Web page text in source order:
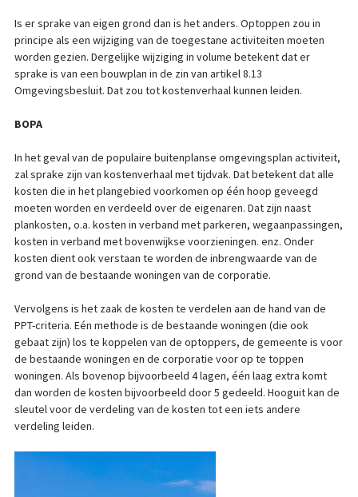
Is er sprake van eigen grond dan is het anders. Optoppen zou in
principe als een wijziging van de toegestane activiteiten moeten
worden gezien. Dergelijke wijziging in volume betekent dat er
sprake is van een bouwplan in de zin van artikel 8.13
Omgevingsbesluit. Dat zou tot kostenverhaal kunnen leiden.
BOPA
In het geval van de populaire buitenplanse omgevingsplan activiteit,
zal sprake zijn van kostenverhaal met tijdvak. Dat betekent dat alle
kosten die in het plangebied voorkomen op één hoop geveegd
moeten worden en verdeeld over de eigenaren. Dat zijn naast
plankosten, o.a. kosten in verband met parkeren, wegaanpassingen,
kosten in verband met bovenwijkse voorzieningen. enz. Onder
kosten dient ook verstaan te worden de inbrengwaarde van de
grond van de bestaande woningen van de corporatie.
Vervolgens is het zaak de kosten te verdelen aan de hand van de
PPT-criteria. Eén methode is de bestaande woningen (die ook
gebaat zijn) los te koppelen van de optoppers, de gemeente is voor
de bestaande woningen en de corporatie voor op te toppen
woningen. Als bovenop bijvoorbeeld 4 lagen, één laag extra komt
dan worden de kosten bijvoorbeeld door 5 gedeeld. Hooguit kan de
sleutel voor de verdeling van de kosten tot een iets andere
verdeling leiden.